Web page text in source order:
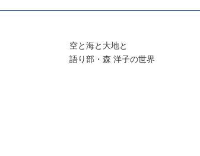
空と海と大地と
語り部・森 洋子の世界